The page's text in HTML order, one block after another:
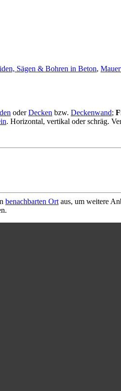
Sägen & Bohren in Beton,
oderDecken bzw. Deckenwand;
. Horizontal, vertikal oder schräg.
benachbarten Ort aus, um weitere